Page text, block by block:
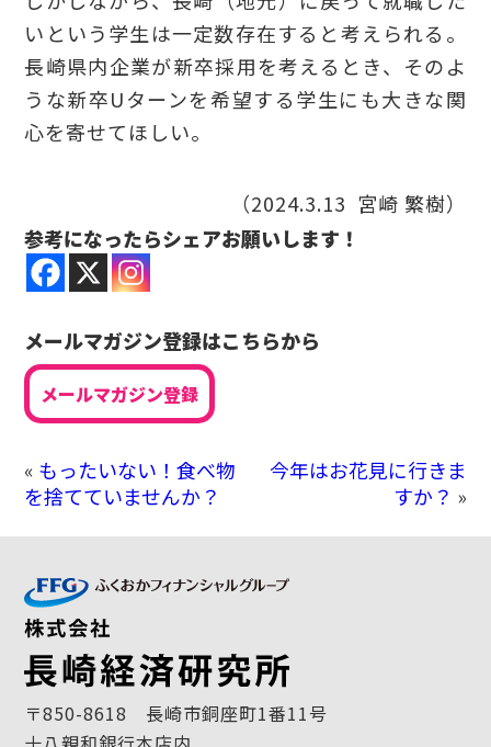
いという学生は一定数存在すると考えられる。
長崎県内企業が新卒採用を考えるとき、そのよ
うな新卒Uターンを希望する学生にも大きな関
心を寄せてほしい。
（2024.3.13 宮崎 繁樹）
参考になったらシェアお願いします！
メールマガジン登録はこちらから
メールマガジン登録
« もったいない！食べ物
を捨てていませんか？
今年はお花見に行きま
すか？ »
〒850-8618 長崎市銅座町1番11号